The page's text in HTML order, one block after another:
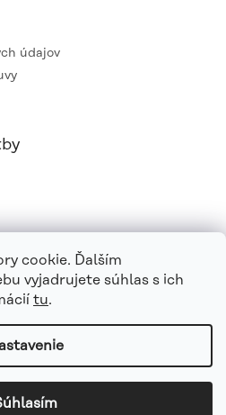
cookie. Ďalším
vyjadrujete súhlas s ich
tu.
údajov
Shoptet|
. Všetky práva vyhradené.